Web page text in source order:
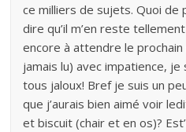
ce milliers de sujets. Quoi de
dire qu’il m’en reste
encore à attendre le prochain
jamais lu) avec impatience,
tous jaloux! Bref je suis un
que j’aurais bien aimé voir
et biscuit (chair et en os)?